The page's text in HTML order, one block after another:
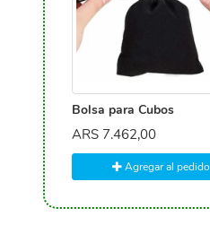
Bolsa para Cubos
ARS 7.462,00
Agregar al pedido